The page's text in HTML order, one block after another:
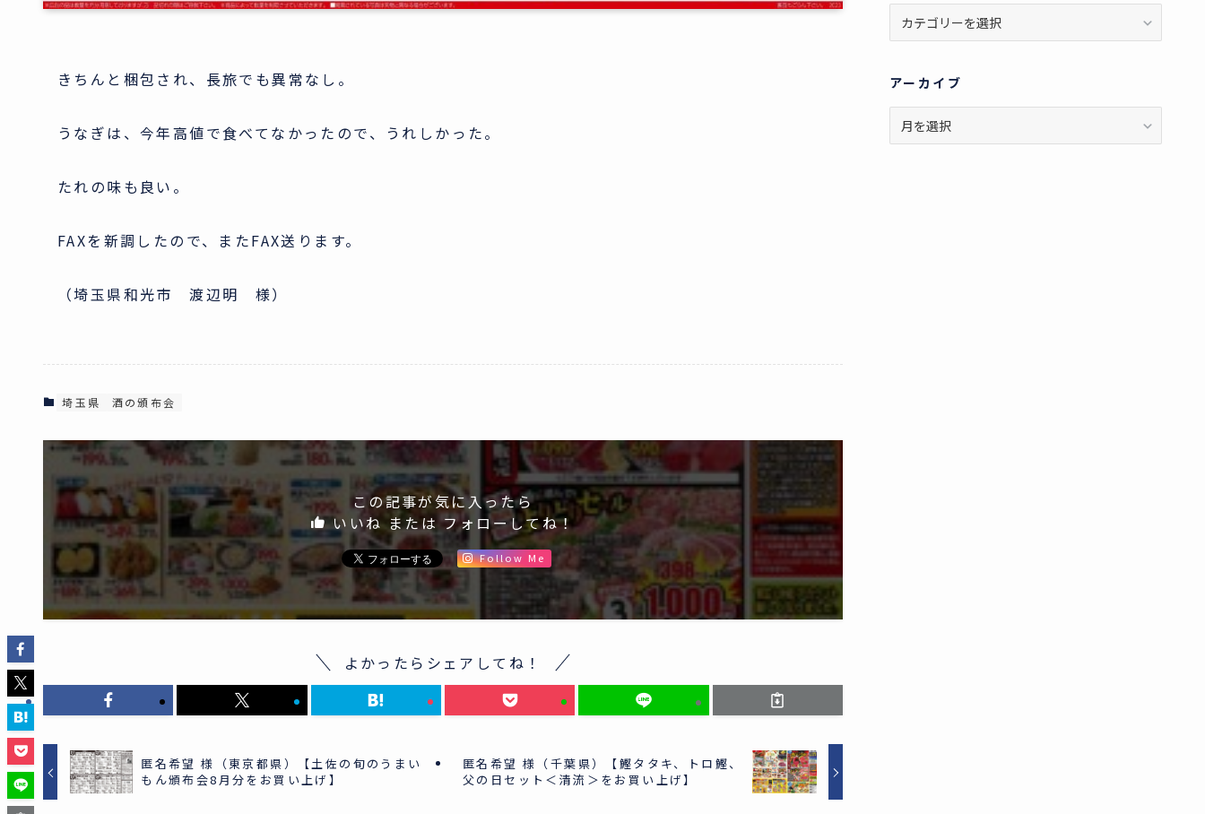
きちんと梱包され、長旅でも異常なし。
うなぎは、今年高値で食べてなかったので、うれしかった。
たれの味も良い。
FAXを新調したので、またFAX送ります。
（埼玉県和光市 渡辺明 様）
埼玉県 酒の頒布会
この記事が気に入ったら
いいね または フォローしてね！
Follow Me
よかったらシェアしてね！
匿名希望 様（東京都県）【土佐の旬のうまい
もん頒布会8月分をお買い上げ】
匿名希望 様（千葉県）【鰹タタキ、トロ鰹、
父の日セット＜清流＞をお買い上げ】
テ
アーカイブ
ー